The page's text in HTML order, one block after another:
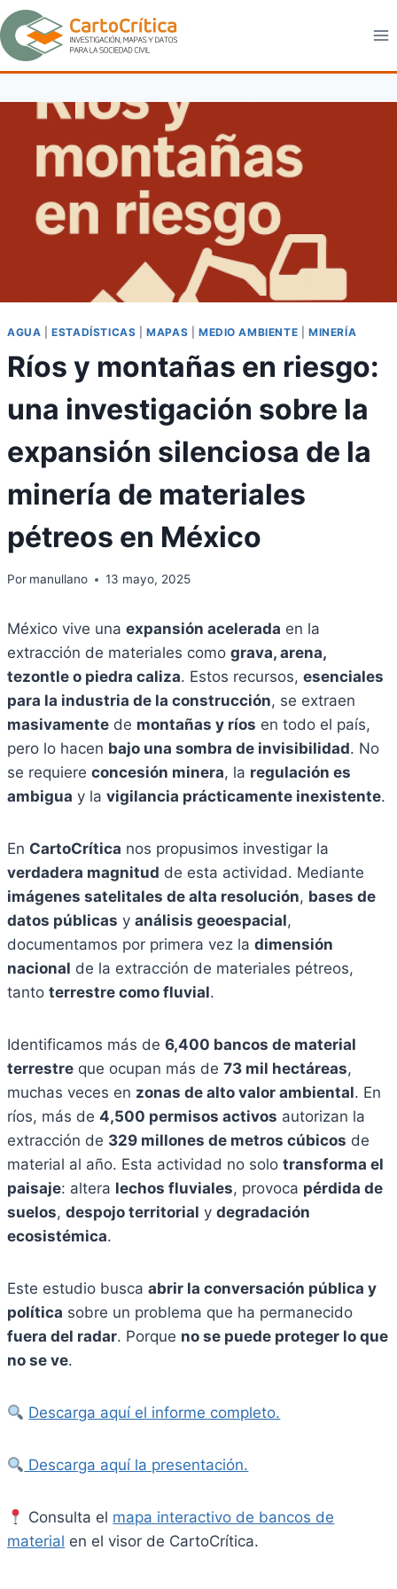
Saltar
al
contenido
AGUA |ESTADÍSTICAS |MAPAS MEDIO AMBIENTE |MINERÍA
Ríos y montañas en riesgo:
una investigación sobre la
expansión silenciosa de la
minería de materiales
pétreos en México
Por manullano 13 mayo, 2025
México vive una expansión acelerada en la
extracción de materiales como grava, arena,
tezontle o piedra caliza. Estos recursos, esenciales
para la industria de la construcción, se extraen
masivamente de montañas y ríos en todo el país,
pero lo hacen bajo una sombra de invisibilidad. No
se requiere concesión minera, la regulación es
ambigua y la vigilancia prácticamente inexistente.
En CartoCrítica nos propusimos investigar la
verdadera magnitud de esta actividad. Mediante
imágenes satelitales de alta resolución, bases de
datos públicas y análisis geoespacial,
documentamos por primera vez la dimensión
nacional de la extracción de materiales pétreos,
tanto terrestre como fluvial.
Identificamos más de 6,400 bancos de material
terrestre que ocupan más de 73 mil hectáreas,
muchas veces en zonas de alto valor ambiental. En
ríos, más de 4,500 permisos activos autorizan la
extracción de 329 millones de metros cúbicos de
material al año. Esta actividad no solo transforma el
paisaje: altera lechos fluviales, provoca pérdida de
suelos, despojo territorial y degradación
ecosistémica.
Este estudio busca abrir la conversación pública y
política sobre un problema que ha permanecido
fuera del radar. Porque no se puede proteger lo que
no se ve.
Descarga aquí el informe completo.
Descarga aquí la presentación.
Consulta el mapa interactivo de bancos de
material en el visor de CartoCrítica.